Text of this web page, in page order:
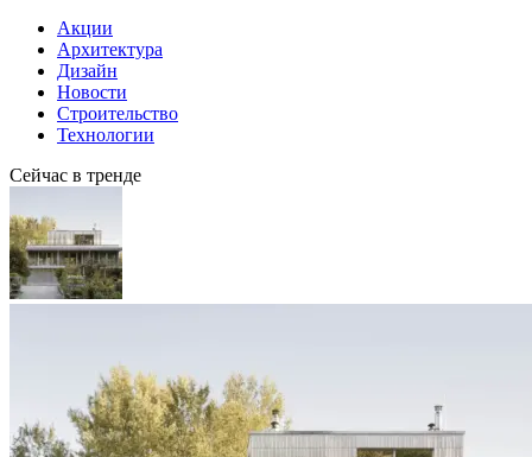
Акции
Архитектура
Дизайн
Новости
Строительство
Технологии
Сейчас в тренде